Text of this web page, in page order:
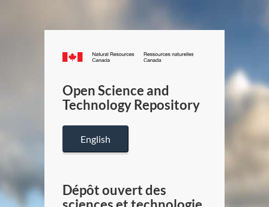
Canada.ca
/
Canada
Open Science and
Technology Repository
English
Dépôt ouvert des